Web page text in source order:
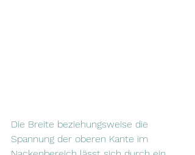
Die Breite beziehungsweise die
Spannung der oberen Kante im